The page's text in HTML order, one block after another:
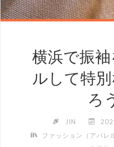
横浜で振
ルして特
ろ
JIN
ファッション（アパレ